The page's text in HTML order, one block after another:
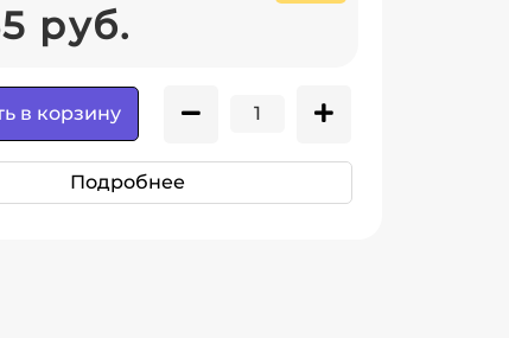
руб.
в корзину
Подробнее